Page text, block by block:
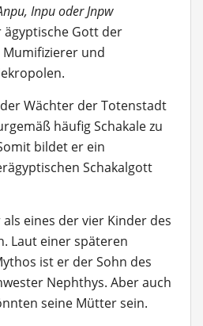
Inpu oder Jnpw
Gott der
und
Wächter der Totenstadt
häufig Schakale zu
bildet er ein
Schakalgott
eines der vier Kinder des
Laut einer späteren
ist er der Sohn des
Nephthys. Aber auch
seine Mütter sein.